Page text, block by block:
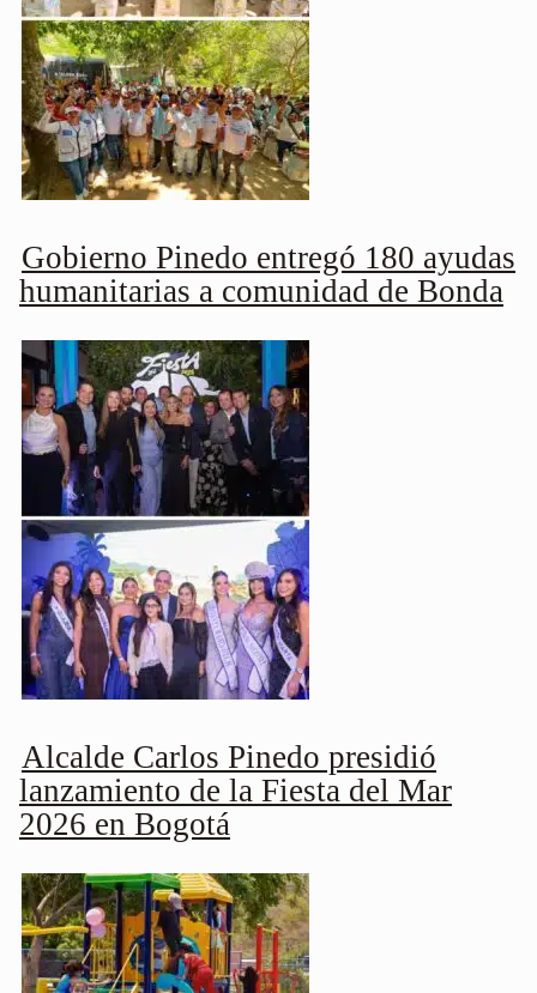
Gobierno Pinedo entregó 180 ayudas
humanitarias a comunidad de Bonda
Alcalde Carlos Pinedo presidió
lanzamiento de la Fiesta del Mar
2026 en Bogotá